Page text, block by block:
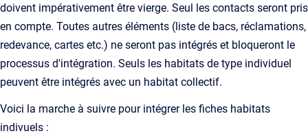
doivent impérativement être vierge. Seul les contacts seront pris
en compte. Toutes autres éléments (liste de bacs, réclamations,
redevance, cartes etc.) ne seront pas intégrés et bloqueront le
processus d'intégration. Seuls les habitats de type individuel
peuvent être intégrés avec un habitat collectif.
Voici la marche à suivre pour intégrer les fiches habitats
indivuels :